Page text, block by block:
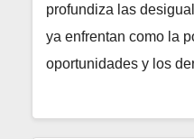
profundiza las
ya enfrentan como la
oportunidades y los